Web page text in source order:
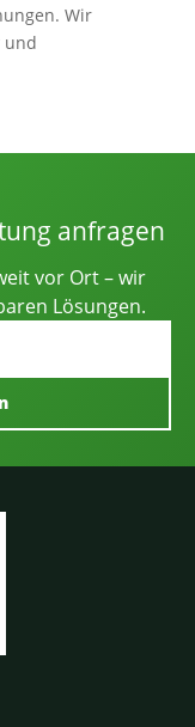
Wir
und
anfragen
vor Ort – wir
Lösungen.